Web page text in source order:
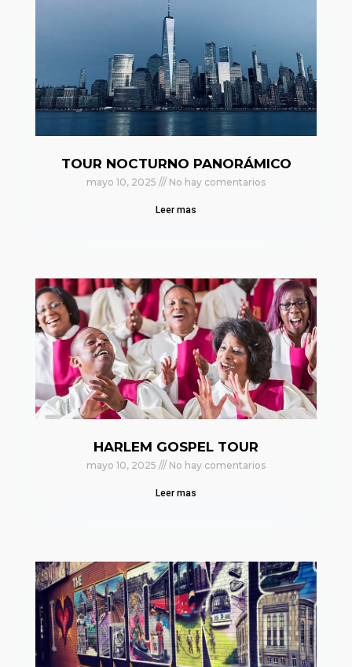
TOUR NOCTURNO PANORÁMICO
mayo 10, 2025 No hay comentarios
Leer mas
HARLEM GOSPEL TOUR
mayo 10, 2025 No hay comentarios
Leer mas